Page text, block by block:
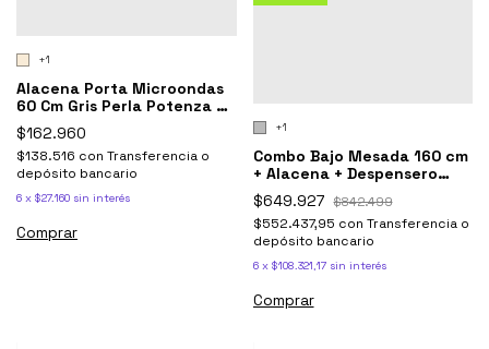
+1
Alacena Porta Microondas
60 Cm Gris Perla Potenza C/
Piston neumático
$162.960
$138.516 con Transferencia o
depósito bancario
6 x $27.160 sin interés
Comprar
+1
Combo Bajo Mesada 160 cm
+ Alacena + Despensero
Sorrento - Ricchezze
$649.927 $842.499
$552.437,95 con Transferencia o
depósito bancario
6 x $108.321,17 sin interés
Comprar